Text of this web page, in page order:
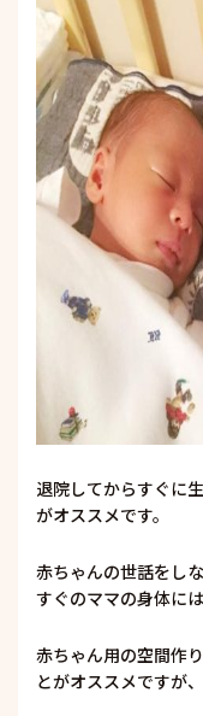
退院してからすぐに
がオススメです。
赤ちゃんの世話をし
すぐのママの身体に
赤ちゃん用の空間作
とがオススメですが